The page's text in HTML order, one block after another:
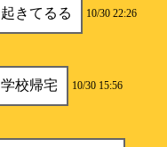
起きてるる 10/30 22:26
学校帰宅 10/30 15:56